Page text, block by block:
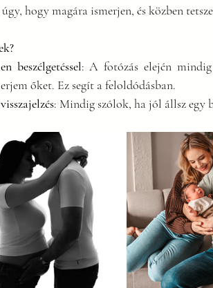
hogy magára ismerjen, és közben
beszélgetéssel: A fotózás elején
őket. Ez segít a feloldódásban.
: Mindig szólok, ha jól állsz egy